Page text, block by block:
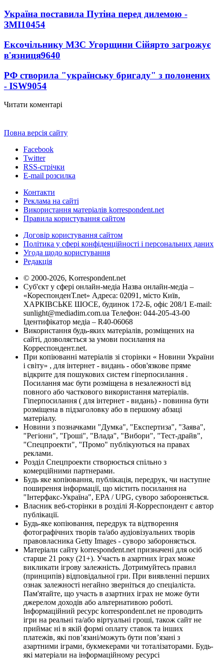
Україна поставила Путіна перед дилемою -
ЗМІ10454
Ексочільнику МЗС Угорщини Сійярто загрожує
в'язниця9640
РФ створила "українську бригаду" з полонених
- ISW9054
Читати коментарі
Повна версія сайту
Facebook
Twitter
RSS-стрічки
E-mail розсилка
Контакти
Реклама на сайті
Використання матеріалів korrespondent.net
Правила користування сайтом
Договір користування сайтом
Політика у сфері конфіденційності і персональних даних
Угода щодо користування
Редакція
© 2000-2026, Korrespondent.net
Суб'єкт у сфері онлайн-медіа Назва онлайн-медіа –
«КореспонденТ.net» Адреса: 02091, місто Київ,
ХАРКІВСЬКЕ ШОСЕ, будинок 172-Б, офіс 208/1 E-mail:
sunlight@mediadim.com.ua Телефон: 044-205-43-00
Ідентифікатор медіа – R40-06068
Використання будь-яких матеріалів, розміщених на
сайті, дозволяється за умови посилання на
Корреспондент.net.
При копіюванні матеріалів зі сторінки « Новини України
і світу» , для інтернет - видань - обов'язкове пряме
відкрите для пошукових систем гіперпосилання .
Посилання має бути розміщена в незалежності від
повного або часткового використання матеріалів.
Гіперпосилання ( для інтернет - видань) - повинна бути
розміщена в підзаголовку або в першому абзаці
матеріалу.
Новини з позначками "Думка", "Експертиза", "Заява",
"Регіони", "Гроші", "Влада", "Вибори", "Тест-драйв",
"Спецпроекти", "Промо" публікуються на правах
реклами.
Розділ Спецпроекти створюється спільно з
комерційними партнерами.
Будь яке копіювання, публікація, передрук, чи наступне
поширення інформації, що містить посилання на
"Інтерфакс-Україна", EPA / UPG, суворо забороняється.
Власник веб-сторінки в розділі Я-Корреспондент є автор
публікації.
Будь-яке копіювання, передрук та відтворення
фотографічних творів та/або аудіовізуальних творів
правовласника Getty Images - суворо забороняється.
Матеріали сайту korrespondent.net призначені для осіб
старше 21 року (21+). Участь в азартних іграх може
викликати ігрову залежність. Дотримуйтесь правил
(принципів) відповідальної гри. При виявленні перших
ознак залежності негайно зверніться до спеціаліста.
Пам'ятайте, що участь в азартних іграх не може бути
джерелом доходів або альтернативою роботі.
Інформаційний ресурс korrespondent.net не проводить
ігри на реальні та/або віртуальні гроші, також сайт не
приймає ні в якій формі оплату ставок та інших
платежів, які пов’язані/можуть бути пов’язані з
азартними іграми, букмекерами чи тоталізаторами. Будь-
які матеріали на інформаційному ресурсі